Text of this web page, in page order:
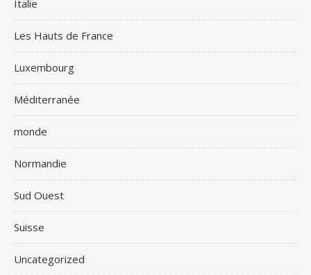
Italie
Les Hauts de France
Luxembourg
Méditerranée
monde
Normandie
Sud Ouest
Suisse
Uncategorized